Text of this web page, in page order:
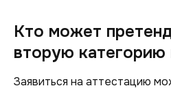
Кто может
вторую категорию
Заявиться на аттестацию